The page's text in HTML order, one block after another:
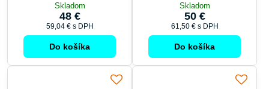
Skladom
48 €
59,04 € s DPH
Do košíka
Skladom
50 €
61,50 € s DPH
Do košíka